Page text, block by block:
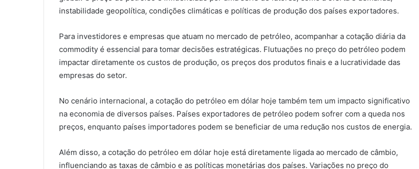
instabilidade geopolítica, condições climáticas e políticas de produção dos países exportadores.
Para investidores e empresas que atuam no mercado de petróleo, acompanhar a cotação diária da
commodity é essencial para tomar decisões estratégicas. Flutuações no preço do petróleo podem
impactar diretamente os custos de produção, os preços dos produtos finais e a lucratividade das
empresas do setor.
No cenário internacional, a cotação do petróleo em dólar hoje também tem um impacto significativo
na economia de diversos países. Países exportadores de petróleo podem sofrer com a queda nos
preços, enquanto países importadores podem se beneficiar de uma redução nos custos de energia.
Além disso, a cotação do petróleo em dólar hoje está diretamente ligada ao mercado de câmbio,
influenciando as taxas de câmbio e as políticas monetárias dos países. Variações no preço do